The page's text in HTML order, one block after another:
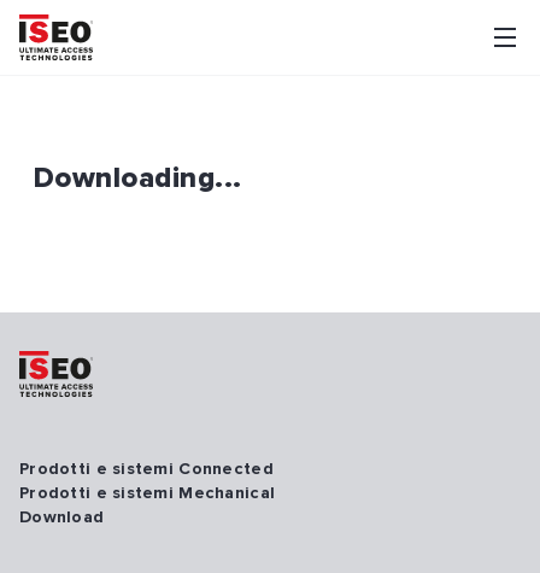
Downloading...
Prodotti e sistemi Connected
Prodotti e sistemi Mechanical
Download